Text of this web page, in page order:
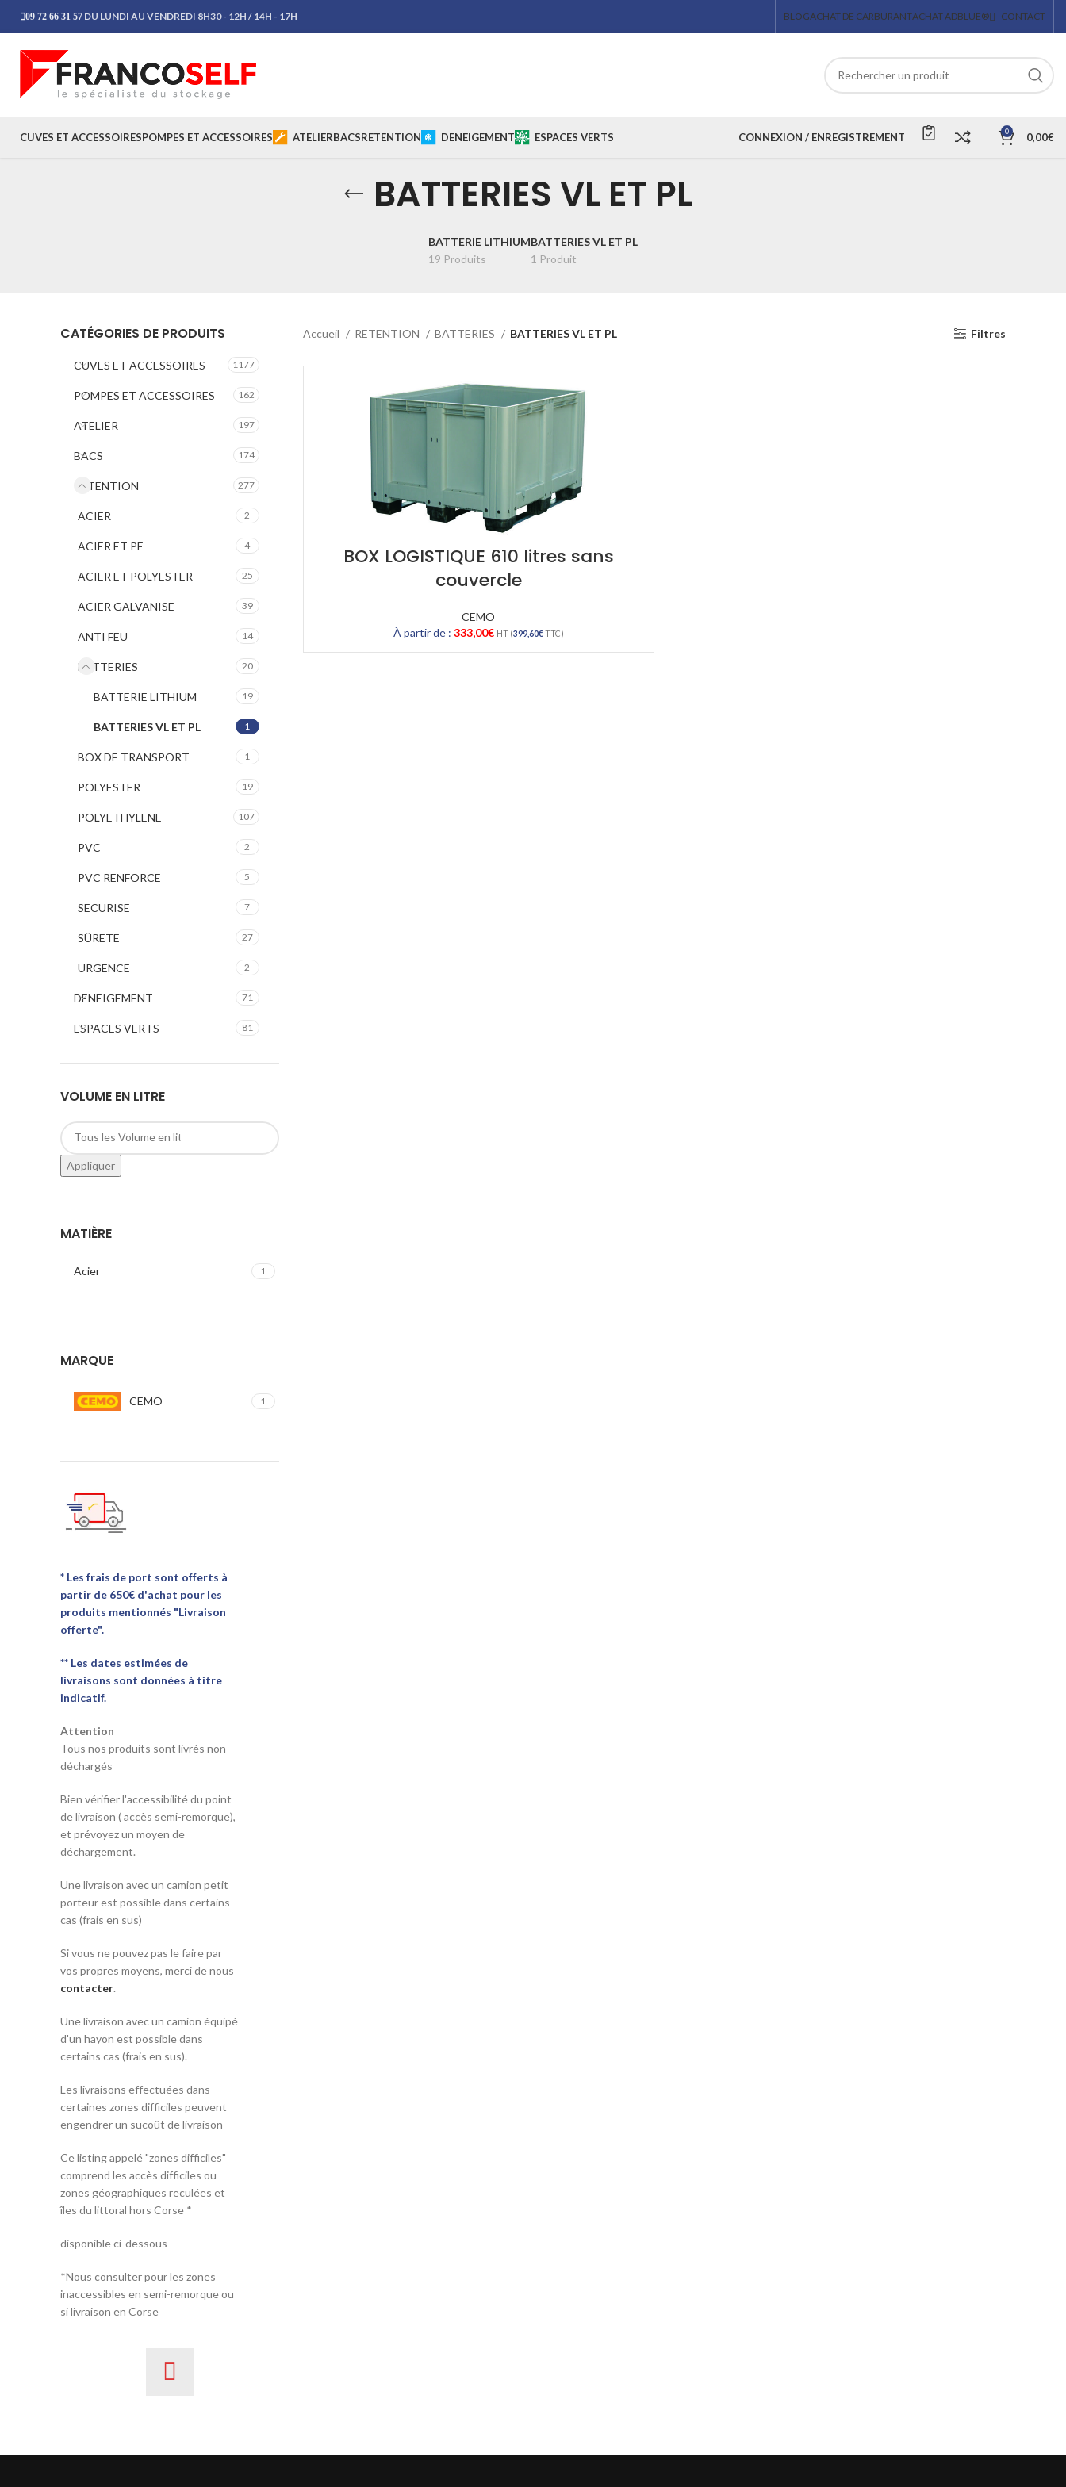
09 72 66 31 57 DU LUNDI AU VENDREDI 8H30 - 12H / 14H - 17H BLOGACHAT DE CARBURANTACHAT ADBLUE® CONTACT
CUVES ET ACCESSOIRESPOMPES ET ACCESSOIRES ATELIERBACSRETENTION DENEIGEMENT ESPACES VERTS CONNEXION / ENREGISTREMENT 0 0,00€
BATTERIES VL ET PL
BATTERIE LITHIUM
19 Produits
BATTERIES VL ET PL
1 Produit
CATÉGORIES DE PRODUITS
CUVES ET ACCESSOIRES 1177
POMPES ET ACCESSOIRES 162
ATELIER 197
BACS 174
RETENTION 277
ACIER 2
ACIER ET PE 4
ACIER ET POLYESTER 25
ACIER GALVANISE 39
ANTI FEU 14
BATTERIES 20
BATTERIE LITHIUM 19
BATTERIES VL ET PL 1
BOX DE TRANSPORT 1
POLYESTER 19
POLYETHYLENE 107
PVC 2
PVC RENFORCE 5
SECURISE 7
SÛRETE 27
URGENCE 2
DENEIGEMENT 71
ESPACES VERTS 81
VOLUME EN LITRE
Appliquer
MATIÈRE
Acier 1
MARQUE
CEMO 1
* Les frais de port sont offerts à
partir de 650€ d'achat pour les
produits mentionnés "Livraison
offerte".
** Les dates estimées de
livraisons sont données à titre
indicatif.
Attention
Tous nos produits sont livrés non
déchargés
Bien vérifier l'accessibilité du point
de livraison ( accès semi-remorque),
et prévoyez un moyen de
déchargement.
Une livraison avec un camion petit
porteur est possible dans certains
cas (frais en sus)
Si vous ne pouvez pas le faire par
vos propres moyens, merci de nous
contacter.
Une livraison avec un camion équipé
d'un hayon est possible dans
certains cas (frais en sus).
Les livraisons effectuées dans
certaines zones difficiles peuvent
engendrer un sucoût de livraison
Ce listing appelé "zones difficiles"
comprend les accès difficiles ou
zones géographiques reculées et
îles du littoral hors Corse *
disponible ci-dessous
*Nous consulter pour les zones
inaccessibles en semi-remorque ou
si livraison en Corse
Accueil RETENTION BATTERIES BATTERIES VL ET PL Filtres
BOX LOGISTIQUE 610 litres sans
couvercle
CEMO
À partir de : 333,00€ HT (399,60€TTC)